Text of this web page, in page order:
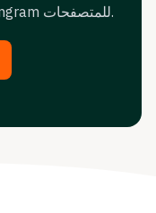
وGemini وغيرها باستخدام ملحق Pangram للمتصفحات.